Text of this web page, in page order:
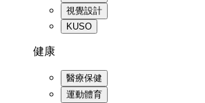
視覺設計
KUSO
健康
醫療保健
運動體育